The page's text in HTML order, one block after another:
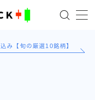
み【旬の厳選10銘柄】